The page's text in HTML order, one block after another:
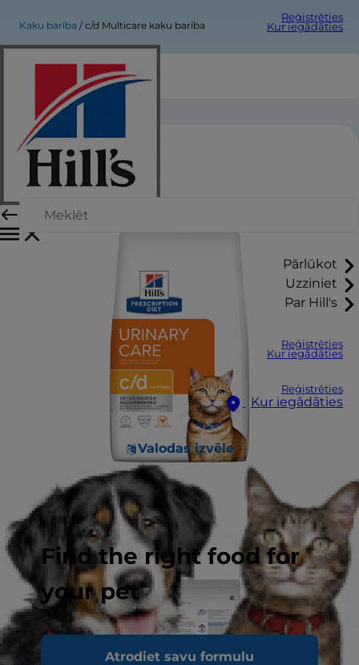
Reģistrēties
Kur iegādāties
Pārlūkot
Uzziniet
Par Hill's
Reģistrēties
Kur iegādāties
Reģistrēties
Kur iegādāties
Valodas izvēle
Find the right food for
your pet
Atrodiet savu formulu
Kaķu barība c/d Multicare kaķu barība
c/d Multicare kaķu barība